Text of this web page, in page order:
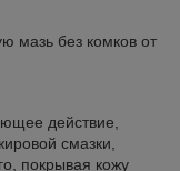
мазь без комков от
действие,
смазки,
покрывая кожу